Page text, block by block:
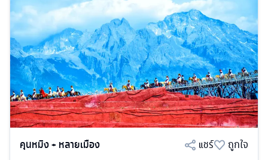
คุนหมิง + หลายเมือง แชร์
ถูกใจ